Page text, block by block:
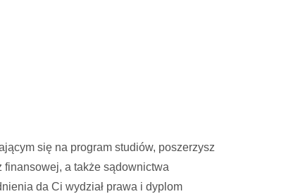
się na program studiów, poszerzysz
a także sądownictwa
da Ci wydział prawa i dyplom